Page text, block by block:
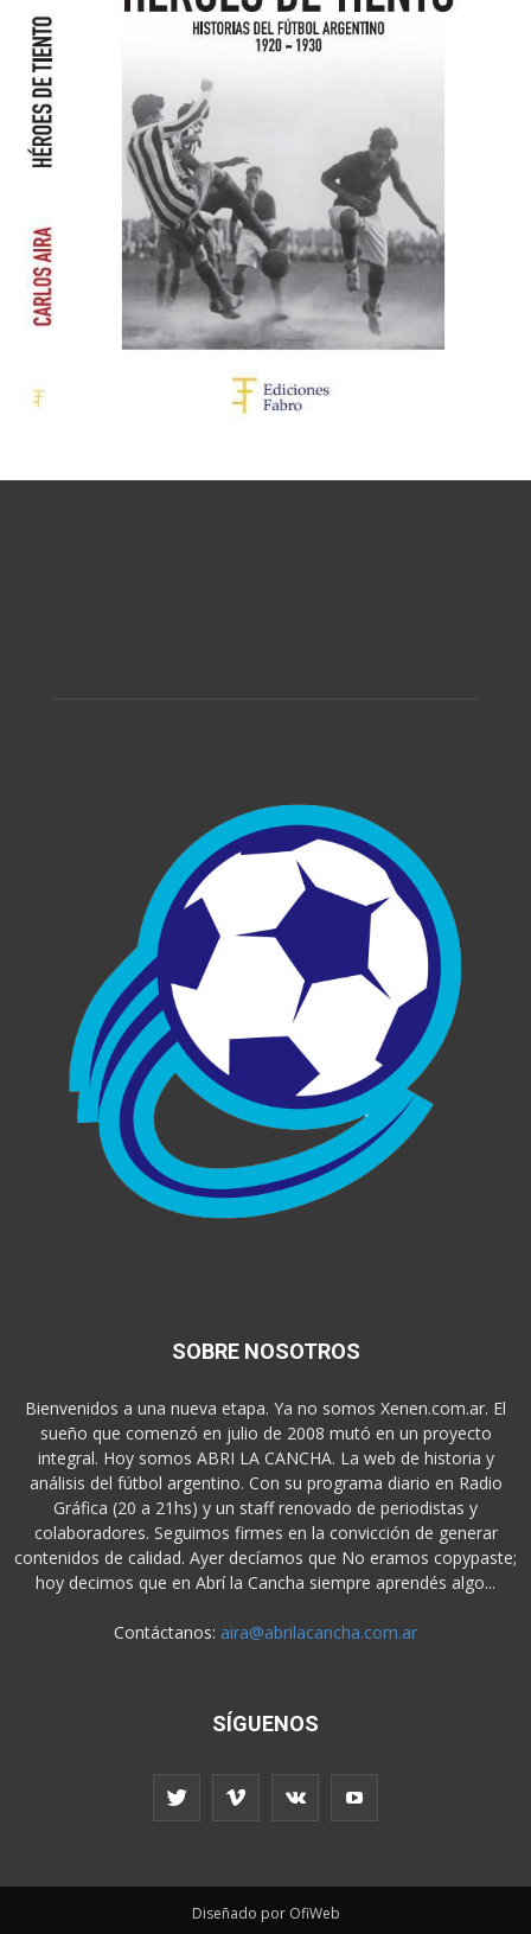
SOBRE NOSOTROS
Bienvenidos a una nueva etapa. Ya no somos Xenen.com.ar. El
sueño que comenzó en julio de 2008 mutó en un proyecto
integral. Hoy somos ABRI LA CANCHA. La web de historia y
análisis del fútbol argentino. Con su programa diario en Radio
Gráfica (20 a 21hs) y un staff renovado de periodistas y
colaboradores. Seguimos firmes en la convicción de generar
contenidos de calidad. Ayer decíamos que No eramos copypaste;
hoy decimos que en Abrí la Cancha siempre aprendés algo...
Contáctanos: aira@abrilacancha.com.ar
SÍGUENOS
Diseñado por OfiWeb